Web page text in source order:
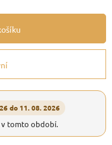
do 11. 08. 2026
v tomto období.